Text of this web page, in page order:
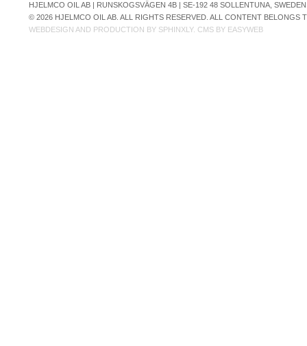
HJELMCO OIL AB | RUNSKOGSVÄGEN 4B | SE-192 48 SOLLENTUNA,
© 2026 HJELMCO OIL AB. ALL RIGHTS RESERVED. ALL CONTENT
WEBDESIGN AND PRODUCTION BY SPHINXLY. CMS BY EASYWEB